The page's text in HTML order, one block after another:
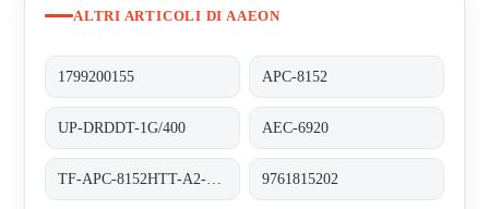
ALTRI ARTICOLI DI AAEON
1799200155 APC-8152
UP-DRDDT-1G/400 AEC-6920
9761815202